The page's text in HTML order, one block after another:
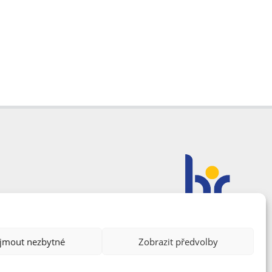
nezbytné Zobrazit předvolby